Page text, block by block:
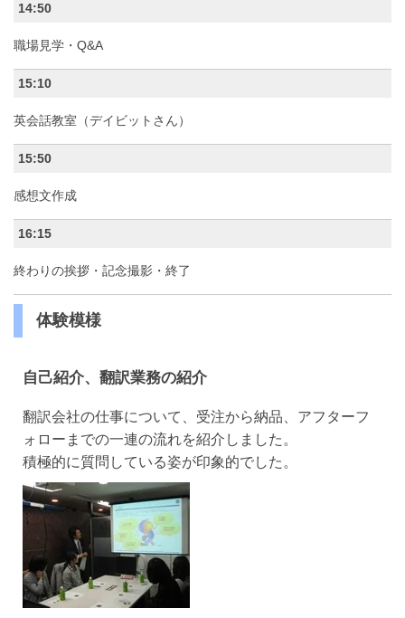
14:50
職場見学・Q&A
15:10
英会話教室（デイビットさん）
15:50
感想文作成
16:15
終わりの挨拶・記念撮影・終了
体験模様
自己紹介、翻訳業務の紹介
翻訳会社の仕事について、受注から納品、アフターフ
ォローまでの一連の流れを紹介しました。
積極的に質問している姿が印象的でした。